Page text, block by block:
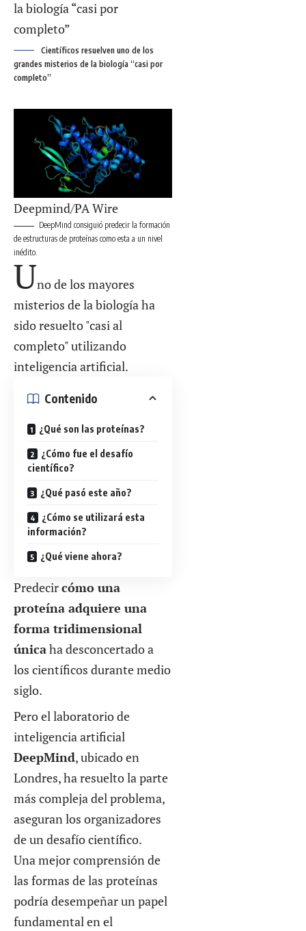
Científicos resuelven uno de los
grandes misterios de la biología “casi por
completo”
Deepmind/PA Wire
DeepMind consiguió predecir la formación
de estructuras de proteínas como esta a un nivel
inédito.
Uno de los mayores
misterios de la biología ha
sido resuelto "casi al
completo" utilizando
inteligencia artificial.
Contenido
¿Qué son las proteínas?
¿Cómo fue el desafío
científico?
¿Qué pasó este año?
¿Cómo se utilizará esta
información?
¿Qué viene ahora?
Predecircómo una
proteína adquiere una
forma tridimensional
únicaha desconcertado a
los científicos durante medio
siglo.
Pero el laboratorio de
inteligencia artificial
DeepMind, ubicado en
Londres, ha resuelto la parte
más compleja del problema,
aseguran los organizadores
de un desafío científico.
Una mejor comprensión de
las formas de las proteínas
podría desempeñar un papel
fundamental en el